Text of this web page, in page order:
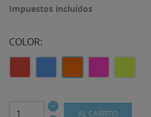
Impuestos incluidos
COLOR:
Lima
AL CARRITO